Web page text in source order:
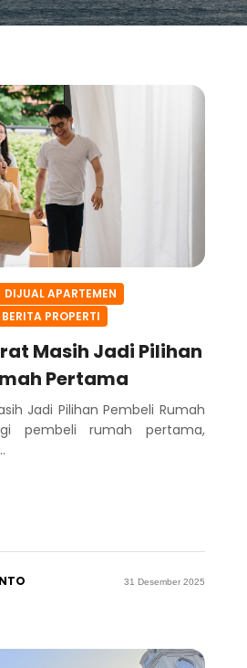
DIJUAL APARTEMEN
BERITA PROPERTI
Masih Jadi Pilihan
Pertama
Jadi Pilihan Pembeli Rumah
pembeli rumah pertama,
31 Desember 2025